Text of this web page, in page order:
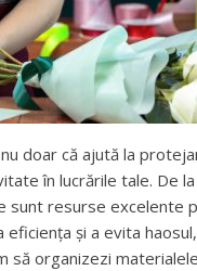
doar că ajută la
în lucrările tale. De
sunt resurse excelente
și a evita
să organizezi